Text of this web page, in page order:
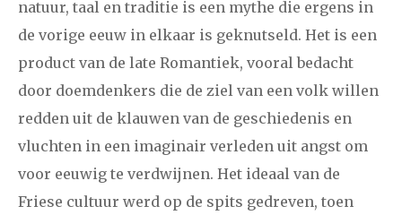
natuur, taal en traditie is een mythe die ergens in
de vorige eeuw in elkaar is geknutseld. Het is een
product van de late Romantiek, vooral bedacht
door doemdenkers die de ziel van een volk willen
redden uit de klauwen van de geschiedenis en
vluchten in een imaginair verleden uit angst om
voor eeuwig te verdwijnen. Het ideaal van de
Friese cultuur werd op de spits gedreven, toen